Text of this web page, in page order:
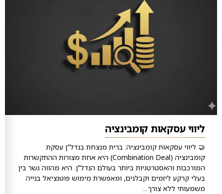
ליווי עסקאות קומבינציה
🤝 ליווי עסקאות קומבינציה: ברית מנצחת בנדל"ן עסקת
קומבינציה (Combination Deal) היא אחת מצורות ההתקשרות
המורכבות והאסטרטגיות ביותר בעולם הנדל"ן. היא מהווה גשר בין
בעלי קרקע ליזמים וקבלנים, ומאפשרת מימוש פוטנציאל בנייה
משמעותי ללא צורך...